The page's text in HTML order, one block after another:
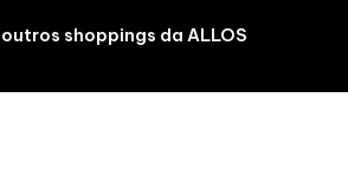
shoppings da ALLOS